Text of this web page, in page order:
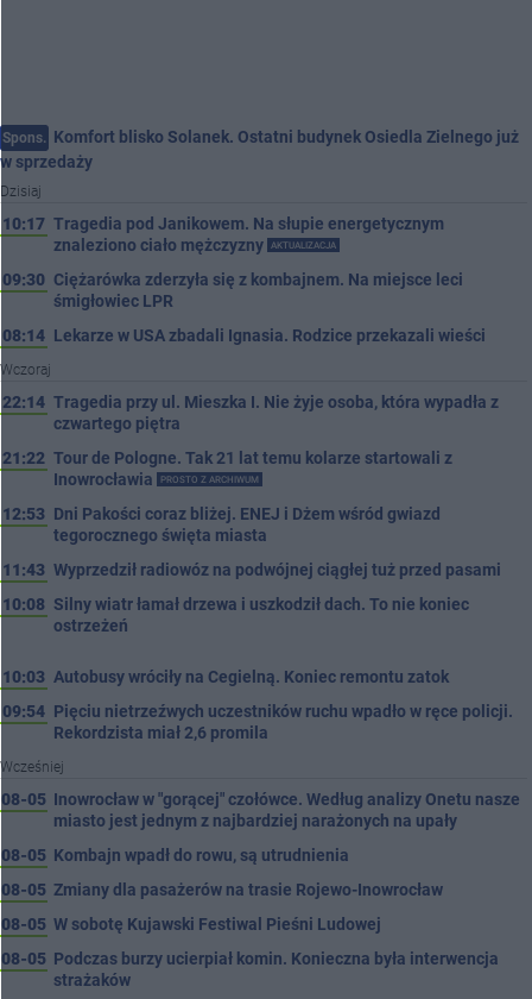
Spons. Komfort blisko Solanek. Ostatni budynek Osiedla Zielnego już
w sprzedaży
Dzisiaj
10:17 Tragedia pod Janikowem. Na słupie energetycznym
znaleziono ciało mężczyzny
AKTUALIZACJA
09:30 Ciężarówka zderzyła się z kombajnem. Na miejsce leci
śmigłowiec LPR
08:14 Lekarze w USA zbadali Ignasia. Rodzice przekazali wieści
Wczoraj
22:14 Tragedia przy ul. Mieszka I. Nie żyje osoba, która wypadła z
czwartego piętra
21:22 Tour de Pologne. Tak 21 lat temu kolarze startowali z
Inowrocławia
PROSTO Z ARCHIWUM
12:53 Dni Pakości coraz bliżej. ENEJ i Dżem wśród gwiazd
tegorocznego święta miasta
11:43 Wyprzedził radiowóz na podwójnej ciągłej tuż przed pasami
10:08 Silny wiatr łamał drzewa i uszkodził dach. To nie koniec
ostrzeżeń
10:03 Autobusy wróciły na Cegielną. Koniec remontu zatok
09:54 Pięciu nietrzeźwych uczestników ruchu wpadło w ręce policji.
Rekordzista miał 2,6 promila
Wcześniej
08-05 Inowrocław w "gorącej" czołówce. Według analizy Onetu nasze
miasto jest jednym z najbardziej narażonych na upały
08-05 Kombajn wpadł do rowu, są utrudnienia
08-05 Zmiany dla pasażerów na trasie Rojewo-Inowrocław
08-05 W sobotę Kujawski Festiwal Pieśni Ludowej
08-05 Podczas burzy ucierpiał komin. Konieczna była interwencja
strażaków